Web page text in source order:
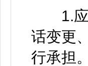
1.应
话变更
行承担。